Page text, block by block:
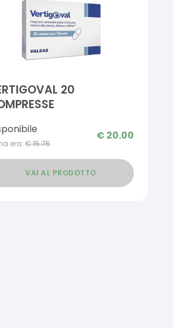
20
era: €15.75
€ 20.00
VAI AL PRODOTTO